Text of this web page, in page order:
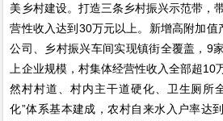
美乡村建设。打造三条乡村振兴示范带，
营性收入达到30万元以上。新增高附加
公司、乡村振兴车间实现镇街全覆盖，9
上企业规模，村集体经营性收入全部超10
然村村道、村内主干道硬化、卫生厕所
化”体系基本建成，农村自来水入户率达